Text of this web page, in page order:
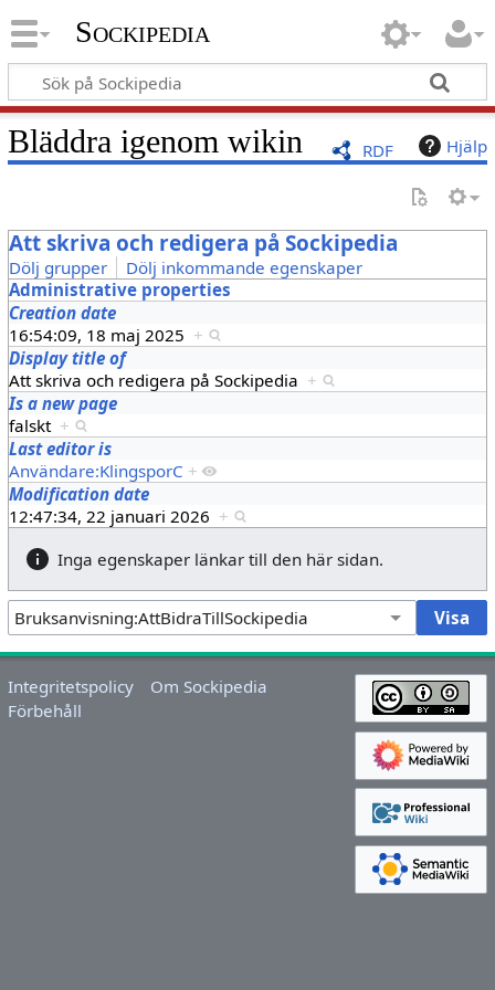
Sockipedia
RDF Hjälp
Bläddra igenom wikin
Att skriva och redigera på Sockipedia
Dölj grupper
Dölj inkommande egenskaper
Administrative properties
Creation date
16:54:09, 18 maj 2025 +
Display title of
Att skriva och redigera på Sockipedia +
Is a new page
falskt +
Last editor is
Användare:KlingsporC +
Modification date
12:47:34, 22 januari 2026 +
Inga egenskaper länkar till den här sidan.
Integritetspolicy
Om Sockipedia
Förbehåll